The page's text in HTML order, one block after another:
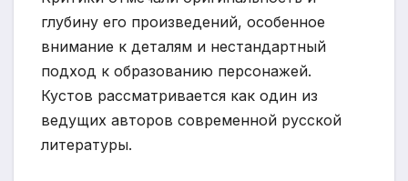
глубину его произведений, особенное
внимание к деталям и нестандартный
подход к образованию персонажей.
Кустов рассматривается как один из
ведущих авторов современной русской
литературы.